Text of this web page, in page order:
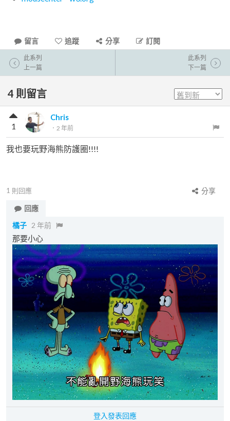
留言 追蹤 分享 訂閱
此系列
上一篇
此系列
下一篇
4 則留言
Chris
． 2 年前
1
我也要玩野海熊防護圈!!!!
1 則回應
分享
回應
橘子 2 年前
那要小心
登入發表回應